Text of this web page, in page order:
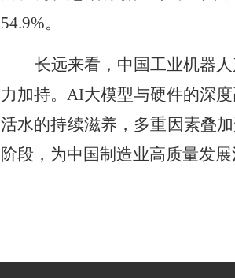
54.9%。
长远来看，中国工业机器
力加持。AI大模型与硬件的深
活水的持续滋养，多重因素叠
阶段，为中国制造业高质量发